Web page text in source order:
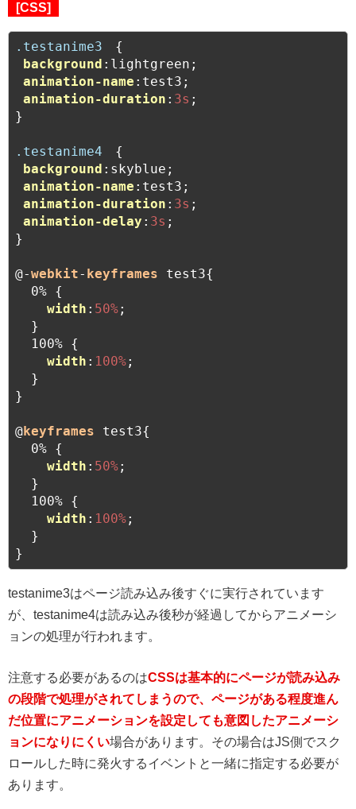
[CSS]
.testanime3 {
background :lightgreen;
animation-name :test3;
animation-duration : 3s ;
}
.testanime4 {
background :skyblue;
animation-name :test3;
animation-duration : 3s ;
animation-delay : 3s ;
}
@-webkit- keyframes test3{
  0% {
width : 50%;
  }
  100% {
width : 100%;
  }
}
@keyframes test3{
  0% {
width : 50%;
  }
  100% {
width : 100%;
  }
}
testanime3はページ読み込み後すぐに実行されています
が、testanime4は読み込み後秒が経過してからアニメーシ
ョンの処理が行われます。
注意する必要があるのはCSSは基本的にページが読み込み
の段階で処理がされてしまうので、ページがある程度進ん
だ位置にアニメーションを設定しても意図したアニメーシ
ョンになりにくい場合があります。その場合はJS側でスク
ロールした時に発火するイベントと一緒に指定する必要が
あります。